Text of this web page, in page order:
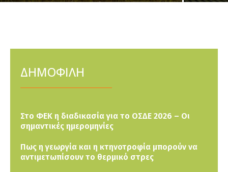
ΔΗΜΟΦΙΛΗ
Στο ΦΕΚ η διαδικασία για το ΟΣΔΕ 2026 – Οι
σημαντικές ημερομηνίες
Πως η γεωργία και η κτηνοτροφία μπορούν να
αντιμετωπίσουν το θερμικό στρες